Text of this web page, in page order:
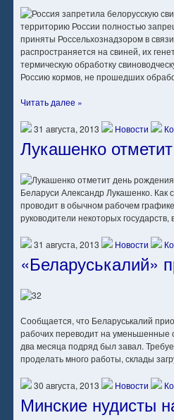
территорию России полностью
приняты Россельхознадзором в
распространяется на свиней, их
термическую обработку
Россию кормов, не прошедших
Читать далее »
31 августа, 2013 Новости
Лукашенко
Беларуси Александр Лукашенко. Как
проводит в обычном рабочем
руководители некоторых
31 августа, 2013 Новости
«Беларуськалий»
Сообщается, что Беларуськалий
рабочих переводит на уменьшенные
два месяца подряд был завал.
проделать много работы, склады
30 августа, 2013 Новости
Минские нудисты